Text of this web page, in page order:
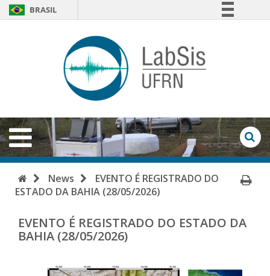
BRASIL
Comunica BR
Participe
Acesso à informação
Canais
Open
Menu
HomeNews
EVENTO É REGISTRADO DO
ESTADO DA BAHIA (28/05/2026)
EVENTO É REGISTRADO DO ESTADO DA
BAHIA (28/05/2026)